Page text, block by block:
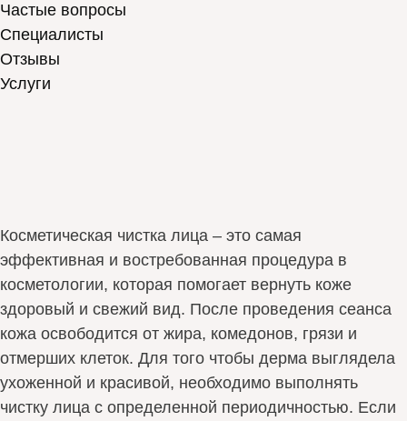
Частые вопросы
Специалисты
Отзывы
Услуги
Косметическая чистка лица – это самая
эффективная и востребованная процедура в
косметологии, которая помогает вернуть коже
здоровый и свежий вид. После проведения сеанса
кожа освободится от жира, комедонов, грязи и
отмерших клеток. Для того чтобы дерма выглядела
ухоженной и красивой, необходимо выполнять
чистку лица с определенной периодичностью. Если